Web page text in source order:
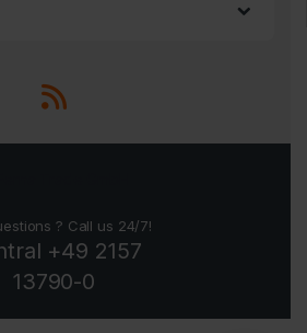
? Call us 24/7!
+49 2157
13790-0